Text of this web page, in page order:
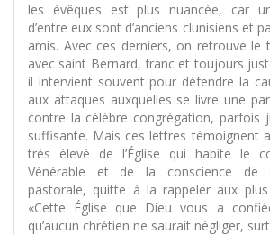
les évêques est plus nuancée, car
d’entre eux sont d’anciens clunisiens et
amis. Avec ces derniers, on retrouve le
avec saint Bernard, franc et toujours
il intervient souvent pour défendre la
aux attaques auxquelles se livre une
contre la célèbre congrégation, parfois
suffisante. Mais ces lettres témoignent
très élevé de l’Église qui habite le
Vénérable et de la conscience de
pastorale, quitte à la rappeler aux
«Cette Église que Dieu vous a
qu’aucun chrétien ne saurait négliger,